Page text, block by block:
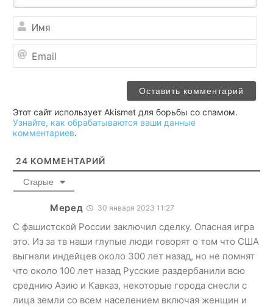
Этот сайт использует Akismet для борьбы со спамом.
Узнайте, как обрабатываются ваши данные
комментариев.
24 КОММЕНТАРИЙ
Старые
Меред 30 января 2023 11:27
С фашистской России заключил сделку. Опасная игра
это. Из за тв наши глупые люди говорят о том что США
выгнали индейцев около 300 лет назад, но не помнят
что около 100 лет назад Русские раздербанили всю
среднию Азию и Кавказ, некоторые города снесли с
лица земли со всем населением включая женщин и